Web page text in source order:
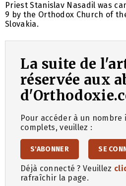
Priest Stanislav Nasadil was
9 by the Orthodox Church of
Slovakia.
La suite de
réservée aux
Pour accéder à un
complets, veuillez :
S'ABONNER SE
Déjà connecté ? Veuillez
rafraîchir la page.